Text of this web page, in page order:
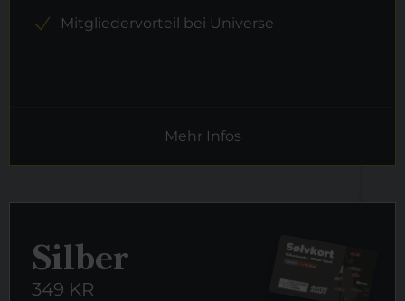
Mitgliedervorteil bei Universe
Mehr Infos
Silber
349 KR